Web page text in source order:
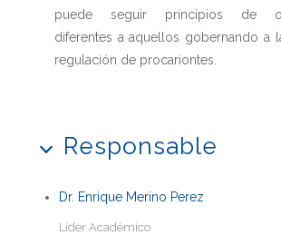
puede seguir principios de
diferentes a aquellos gobernando a
regulación de procariontes.
Responsable
Dr. Enrique Merino Perez
Líder Académico